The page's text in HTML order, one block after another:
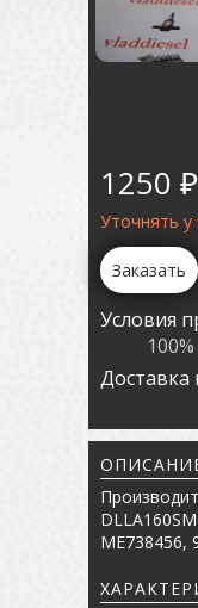
1250 ₽
Уточнять у
Заказать
Условия
Доставка
ME738456,